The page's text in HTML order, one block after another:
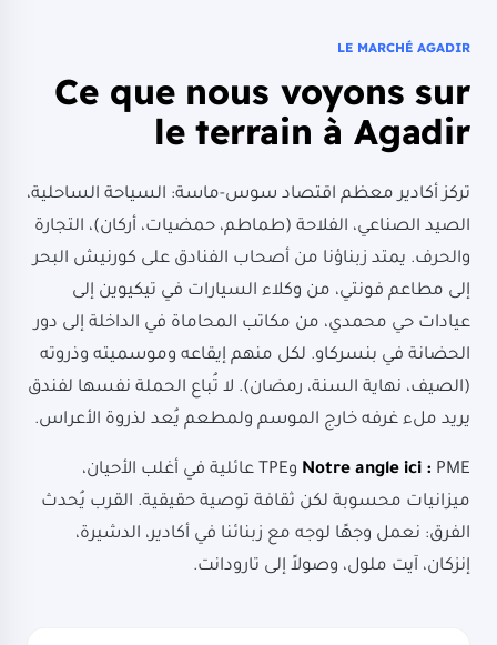
LE MARCHÉ AGADIR
Ce que nous voyons sur
le terrain à Agadir
تركز أكادير معظم اقتصاد سوس-ماسة: السياحة الساحلية،
الصيد الصناعي، الفلاحة (طماطم، حمضيات، أركان)، التجارة
والحرف. يمتد زبناؤنا من أصحاب الفنادق على كورنيش البحر
إلى مطاعم فونتي، من وكلاء السيارات في تيكيوين إلى
عيادات حي محمدي، من مكاتب المحاماة في الداخلة إلى دور
الحضانة في بنسركاو. لكل منهم إيقاعه وموسميته وذروته
(الصيف، نهاية السنة، رمضان). لا تُباع الحملة نفسها لفندق
يريد ملء غرفه خارج الموسم ولمطعم يُعد لذروة الأعراس.
Notre angle ici :
PME وTPE عائلية في أغلب الأحيان،
ميزانيات محسوبة لكن ثقافة توصية حقيقية. القرب يُحدث
الفرق: نعمل وجهًا لوجه مع زبنائنا في أكادير، الدشيرة،
إنزكان، آيت ملول، وصولاً إلى تارودانت.